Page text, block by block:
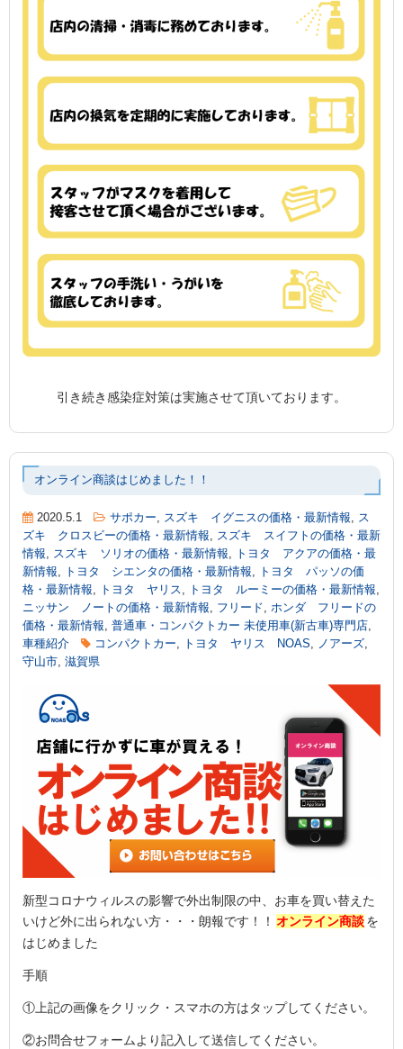
引き続き感染症対策は実施させて頂いております。
オンライン商談はじめました！！
2020.5.1 サポカー, スズキ イグニスの価格・最新情報, ス
ズキ クロスビーの価格・最新情報, スズキ スイフトの価格・最新
情報, スズキ ソリオの価格・最新情報,
トヨタ アクアの価格・最
新情報, トヨタ シエンタの価格・最新情報,
トヨタ パッソの価
格・最新情報, トヨタ ヤリス, トヨタ ルーミーの価格・最新情報,
ニッサン ノートの価格・最新情報, フリード, ホンダ フリードの
価格・最新情報, 普通車・コンパクトカー 未使用車(新古車)専門店,
車種紹介
コンパクトカー, トヨタ ヤリス NOAS, ノアーズ,
守山市, 滋賀県
新型コロナウィルスの影響で外出制限の中、お車を買い替えた
いけど外に出られない方・・・朗報です！！ オンライン商談を
はじめました
手順
①上記の画像をクリック・スマホの方はタップしてください。
②お問合せフォームより記入して送信してください。